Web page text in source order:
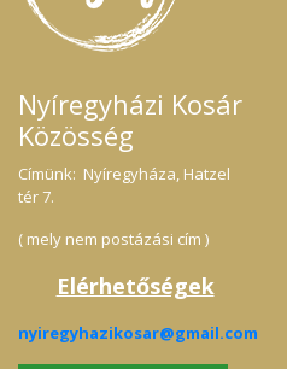
Nyíregyházi Kosár
Közösség
Címünk: Nyíregyháza, Hatzel
tér 7.
( mely nem postázási cím )
Elérhetőségek
nyiregyhazikosar@gmail.com